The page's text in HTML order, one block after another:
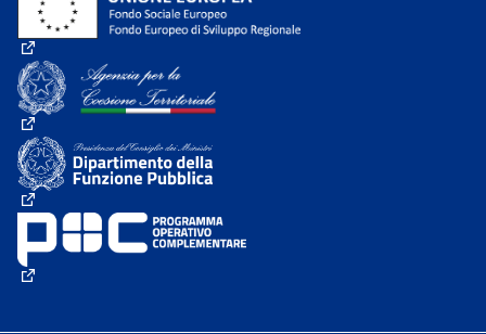
(Collegamento esterno)
(Collegamento esterno)
(Collegamento esterno)